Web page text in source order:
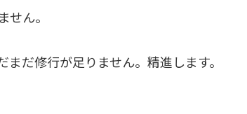
ん。
だ修行が足りません。精進します。